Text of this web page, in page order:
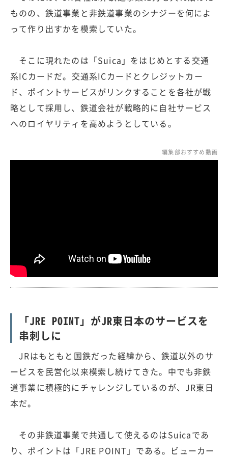
ものの、鉄道事業と非鉄道事業のシナジーを何によ
って作り出すかを模索していた。
そこに現れたのは「Suica」をはじめとする交通
系ICカードだ。交通系ICカードとクレジットカー
ド、ポイントサービスがリンクすることを各社が戦
略として採用し、鉄道会社が戦略的に自社サービス
へのロイヤリティを高めようとしている。
編集部おすすめ動画
「JRE POINT」がJR東日本のサービスを
串刺しに
JRはもともと国鉄だった経緯から、鉄道以外のサ
ービスを民営化以来模索し続けてきた。中でも非鉄
道事業に積極的にチャレンジしているのが、JR東日
本だ。
その非鉄道事業で共通して使えるのはSuicaであ
り、ポイントは「JRE POINT」である。ビューカー